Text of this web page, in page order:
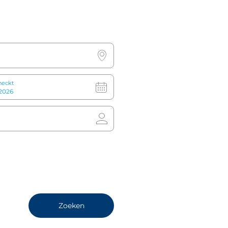
25 kg
25 per nacht/per huisdier.
Zoeken